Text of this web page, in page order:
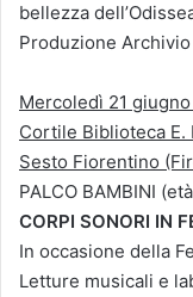
bellezza
Produzione Archivio
Mercoledì 21
Cortile Biblioteca E.
Sesto Fiorentino
PALCO BAMBINI
CORPI SONORI IN
In occasione della
Letture musicali e